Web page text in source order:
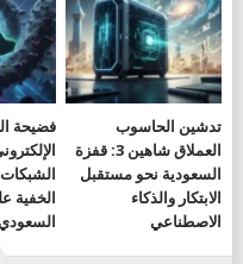
تدشين الحاسوب
العملاق شاهين 3: قفزة
السعودية نحو مستقبل
الابتكار والذكاء
الاصطناعي
فضيحة
الشبكات
الخفية
السعودي